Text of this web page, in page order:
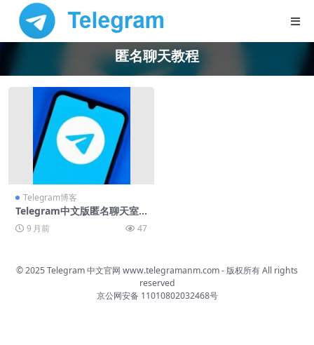
匿名聊天教程
Telegram博客
Telegram中文版匿名聊天室
使用指南
9 月前 47
© 2025 Telegram 中文官网 www.telegramanm.com- 版权所有All rights
reserved
京公网安备 11010802032468号